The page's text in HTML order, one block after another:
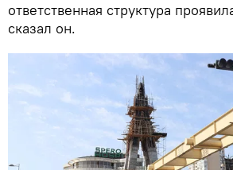
ответственная структура
сказал он.